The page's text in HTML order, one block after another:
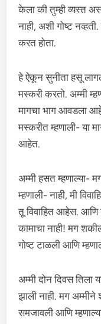
केला की तुम्ही व्यस्त
नाही, अशी गोष्ट
करत होता.
हे ऐकून सुनीता हसू
मस्करी करतो. अम्मी
मागचा भाग आवडला
मस्करीत म्हणाली- या
आहेत.
अम्मी हसत
म्हणाली- नाही, मी
तू विवाहित आहेस.
कामाचा नाही! मग
गोष्ट टाळली आणि
अम्मी दोन दिवस तिला
झाली नाही. मग
समजावली आणि